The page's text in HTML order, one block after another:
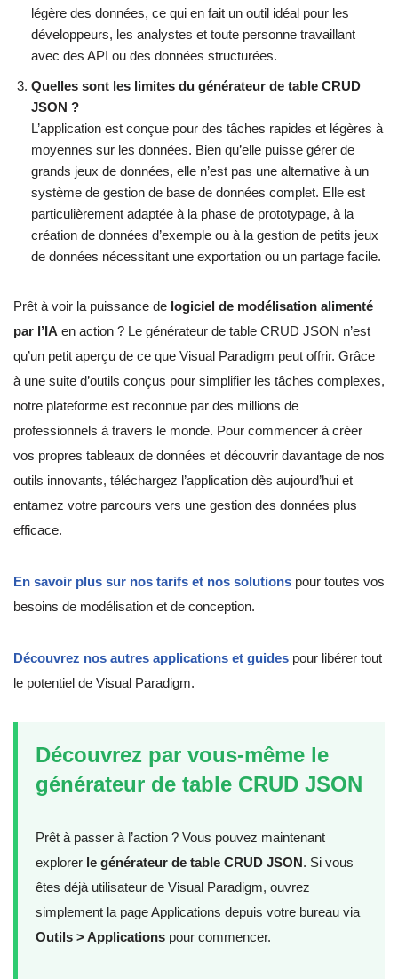
légère des données, ce qui en fait un outil idéal pour les
développeurs, les analystes et toute personne travaillant
avec des API ou des données structurées.
Quelles sont les limites du générateur de table CRUD
JSON ?
L’application est conçue pour des tâches rapides et légères à
moyennes sur les données. Bien qu’elle puisse gérer de
grands jeux de données, elle n’est pas une alternative à un
système de gestion de base de données complet. Elle est
particulièrement adaptée à la phase de prototypage, à la
création de données d’exemple ou à la gestion de petits jeux
de données nécessitant une exportation ou un partage facile.
Prêt à voir la puissance de logiciel de modélisation alimenté
par l’IA en action ? Le générateur de table CRUD JSON n’est
qu’un petit aperçu de ce que Visual Paradigm peut offrir. Grâce
à une suite d’outils conçus pour simplifier les tâches complexes,
notre plateforme est reconnue par des millions de
professionnels à travers le monde. Pour commencer à créer
vos propres tableaux de données et découvrir davantage de nos
outils innovants, téléchargez l’application dès aujourd’hui et
entamez votre parcours vers une gestion des données plus
efficace.
En savoir plus sur nos tarifs et nos solutions pour toutes vos
besoins de modélisation et de conception.
Découvrez nos autres applications et guides pour libérer tout
le potentiel de Visual Paradigm.
Découvrez par vous-même le
générateur de table CRUD JSON
Prêt à passer à l’action ? Vous pouvez maintenant
explorer le générateur de table CRUD JSON. Si vous
êtes déjà utilisateur de Visual Paradigm, ouvrez
simplement la page Applications depuis votre bureau via
Outils > Applications pour commencer.